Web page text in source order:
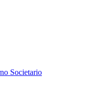
Societario